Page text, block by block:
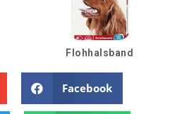
Flohhalsband
Facebook